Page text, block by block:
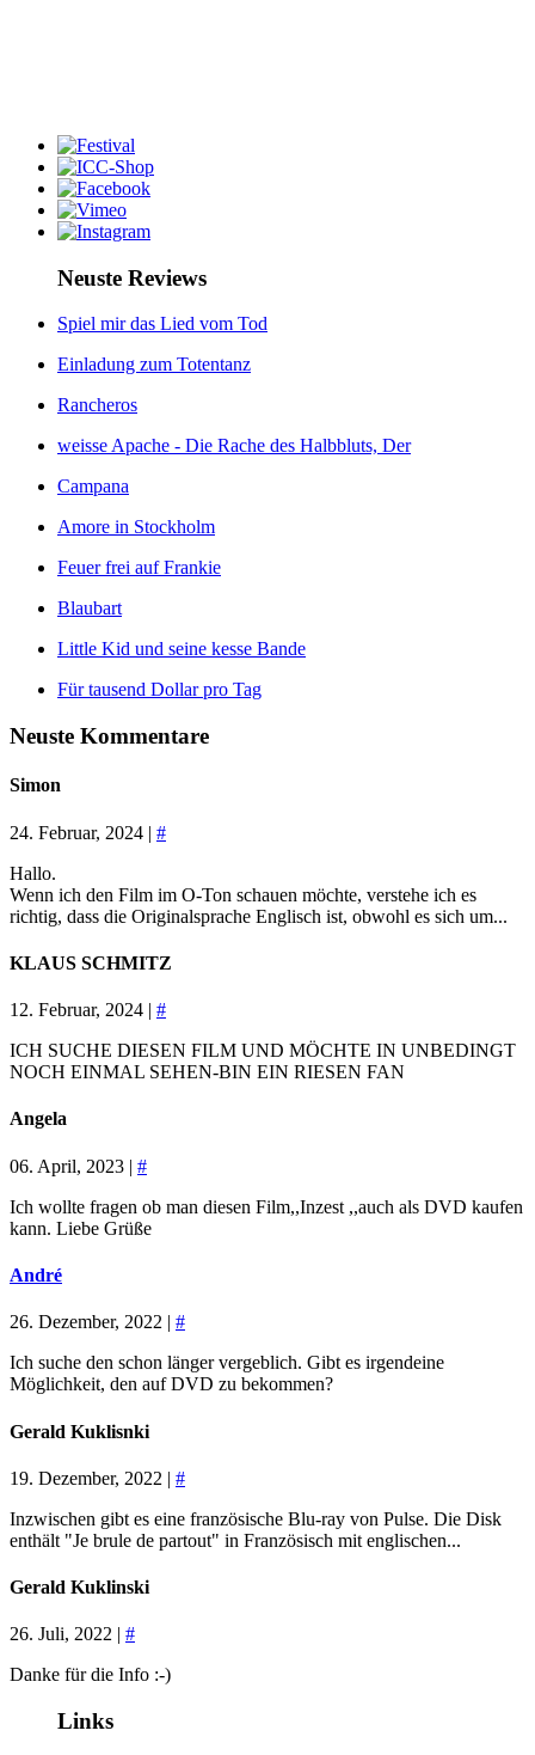
Neuste Reviews
Spiel mir das Lied vom Tod
Einladung zum Totentanz
Rancheros
weisse Apache - Die Rache des Halbbluts, Der
Campana
Amore in Stockholm
Feuer frei auf Frankie
Blaubart
Little Kid und seine kesse Bande
Für tausend Dollar pro Tag
Neuste Kommentare
Simon
24. Februar, 2024 | #
Hallo.
Wenn ich den Film im O-Ton schauen möchte, verstehe ich es
richtig, dass die Originalsprache Englisch ist, obwohl es sich um...
KLAUS SCHMITZ
12. Februar, 2024 | #
ICH SUCHE DIESEN FILM UND MÖCHTE IN UNBEDINGT
NOCH EINMAL SEHEN-BIN EIN RIESEN FAN
Angela
06. April, 2023 | #
Ich wollte fragen ob man diesen Film,,Inzest ,,auch als DVD kaufen
kann. Liebe Grüße
André
26. Dezember, 2022 | #
Ich suche den schon länger vergeblich. Gibt es irgendeine
Möglichkeit, den auf DVD zu bekommen?
Gerald Kuklisnki
19. Dezember, 2022 | #
Inzwischen gibt es eine französische Blu-ray von Pulse. Die Disk
enthält "Je brule de partout" in Französisch mit englischen...
Gerald Kuklinski
26. Juli, 2022 | #
Danke für die Info :-)
Links